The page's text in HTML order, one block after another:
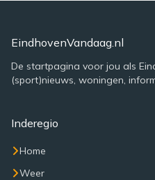
EindhovenVandaag.nl
De startpagina voor jou als
(sport)nieuws, woningen,
Inderegio
Home
Weer